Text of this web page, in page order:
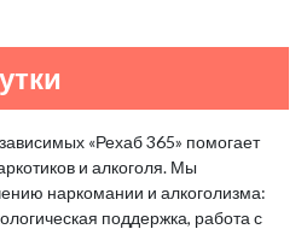
«Рехаб 365» помогает
и алкоголя. Мы
наркомании и алкоголизма:
поддержка, работа с